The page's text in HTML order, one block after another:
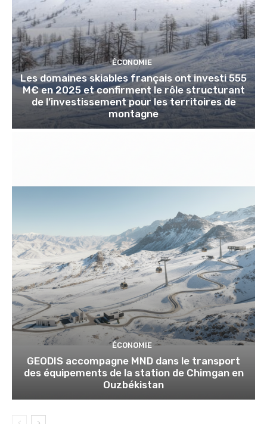
ÉCONOMIE
Les domaines skiables français ont investi 555
M€ en 2025 et confirment le rôle structurant
de l’investissement pour les territoires de
montagne
ÉCONOMIE
GEODIS accompagne MND dans le transport
des équipements de la station de Chimgan en
Ouzbékistan